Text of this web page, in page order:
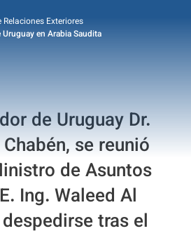
Exteriores
Uruguay en Arabia Saudita
de Uruguay Dr.
se reunió
de Asuntos
Ing. Waleed Al
tras el